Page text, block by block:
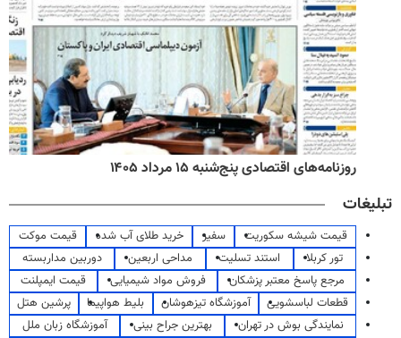
روزنامه‌های اقتصادی پنج‌شنبه ۱۵ مرداد ۱۴۰۵
تبلیغات
قیمت شیشه سکوریت سفیر خرید طلای آب شده
قیمت موکت
تور کربلا
استند تسلیت مداحی اربعین
دوربین مداربسته
مرجع پاسخ معتبر پزشکان
فروش مواد شیمیایی
قیمت ایمپلنت
قطعات لباسشویی
آموزشگاه تیزهوشان بلیط هواپیما
پرشین هتل
نمایندگی بوش در تهران
بهترین جراح بینی
آموزشگاه زبان ملل